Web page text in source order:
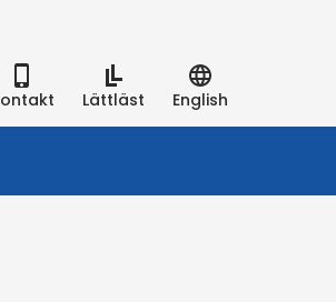
Kontakt Lättläst English